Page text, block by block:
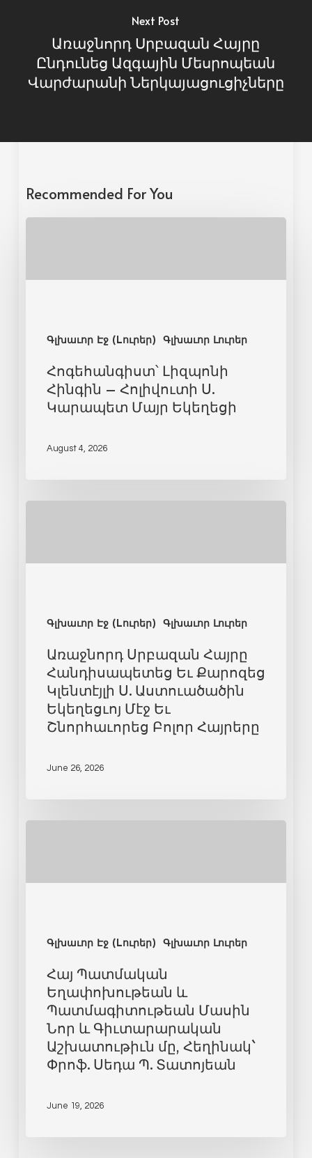
Next Post
Առաջնորդ Սրբազան Հայրը
Ընդունեց Ազգային Մեսրոպեան
Վարժարանի Ներկայացուցիչները
Recommended For You
Գլխաւոր Էջ (Lուրեր) Գլխաւոր Լուրեր
Հոգեհանգիստ՝ Լիզպոնի
Հինգին – Հոլիվուտի Ս.
Կարապետ Մայր Եկեղեցի
August 4, 2026
Գլխաւոր Էջ (Lուրեր) Գլխաւոր Լուրեր
Առաջնորդ Սրբազան Հայրը
Հանդիսապետեց Եւ Քարոզեց
Կլենտէյլի Ս. Աստուածածին
Եկեղեցւոյ Մէջ Եւ
Շնորհաւորեց Բոլոր Հայրերը
June 26, 2026
Գլխաւոր Էջ (Lուրեր) Գլխաւոր Լուրեր
Հայ Պատմական
Եղափոխութեան և
Պատմագիտութեան Մասին
Նոր և Գիւտարարական
Աշխատութիւն մը, Հեղինակ`
Փրոֆ. Սեդա Պ. Տատոյեան
June 19, 2026